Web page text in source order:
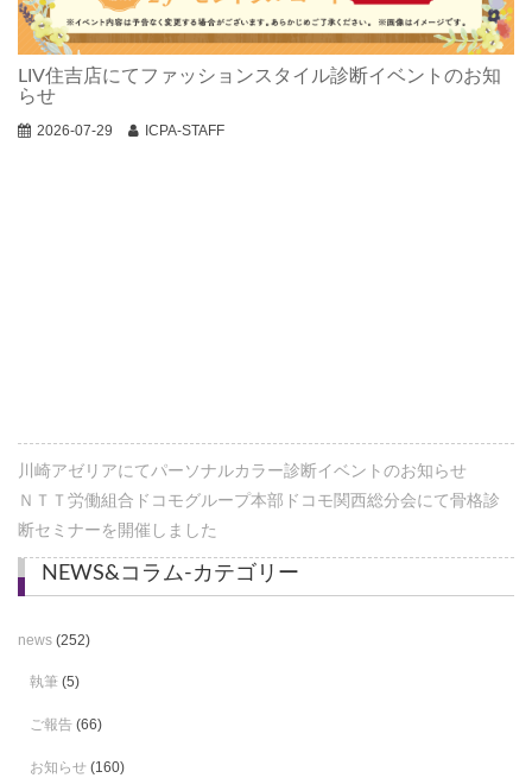
LIV住吉店にてファッションスタイル診断イベントのお知
らせ
2026-07-29 ICPA-STAFF
川崎アゼリアにてパーソナルカラー診断イベントのお知らせ
ＮＴＴ労働組合ドコモグループ本部ドコモ関西総分会にて骨格診
断セミナーを開催しました
NEWS&コラム-カテゴリー
news (252)
執筆 (5)
ご報告 (66)
お知らせ (160)